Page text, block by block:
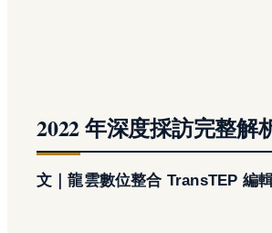
2022 年深度採訪完整解
文｜龍雲數位整合 TransTEP 編